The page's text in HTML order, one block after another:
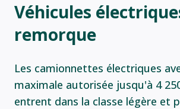
Véhicules
remorque
Les camionnettes électriques
maximale autorisée jusqu'à 4
entrent dans la classe légère et